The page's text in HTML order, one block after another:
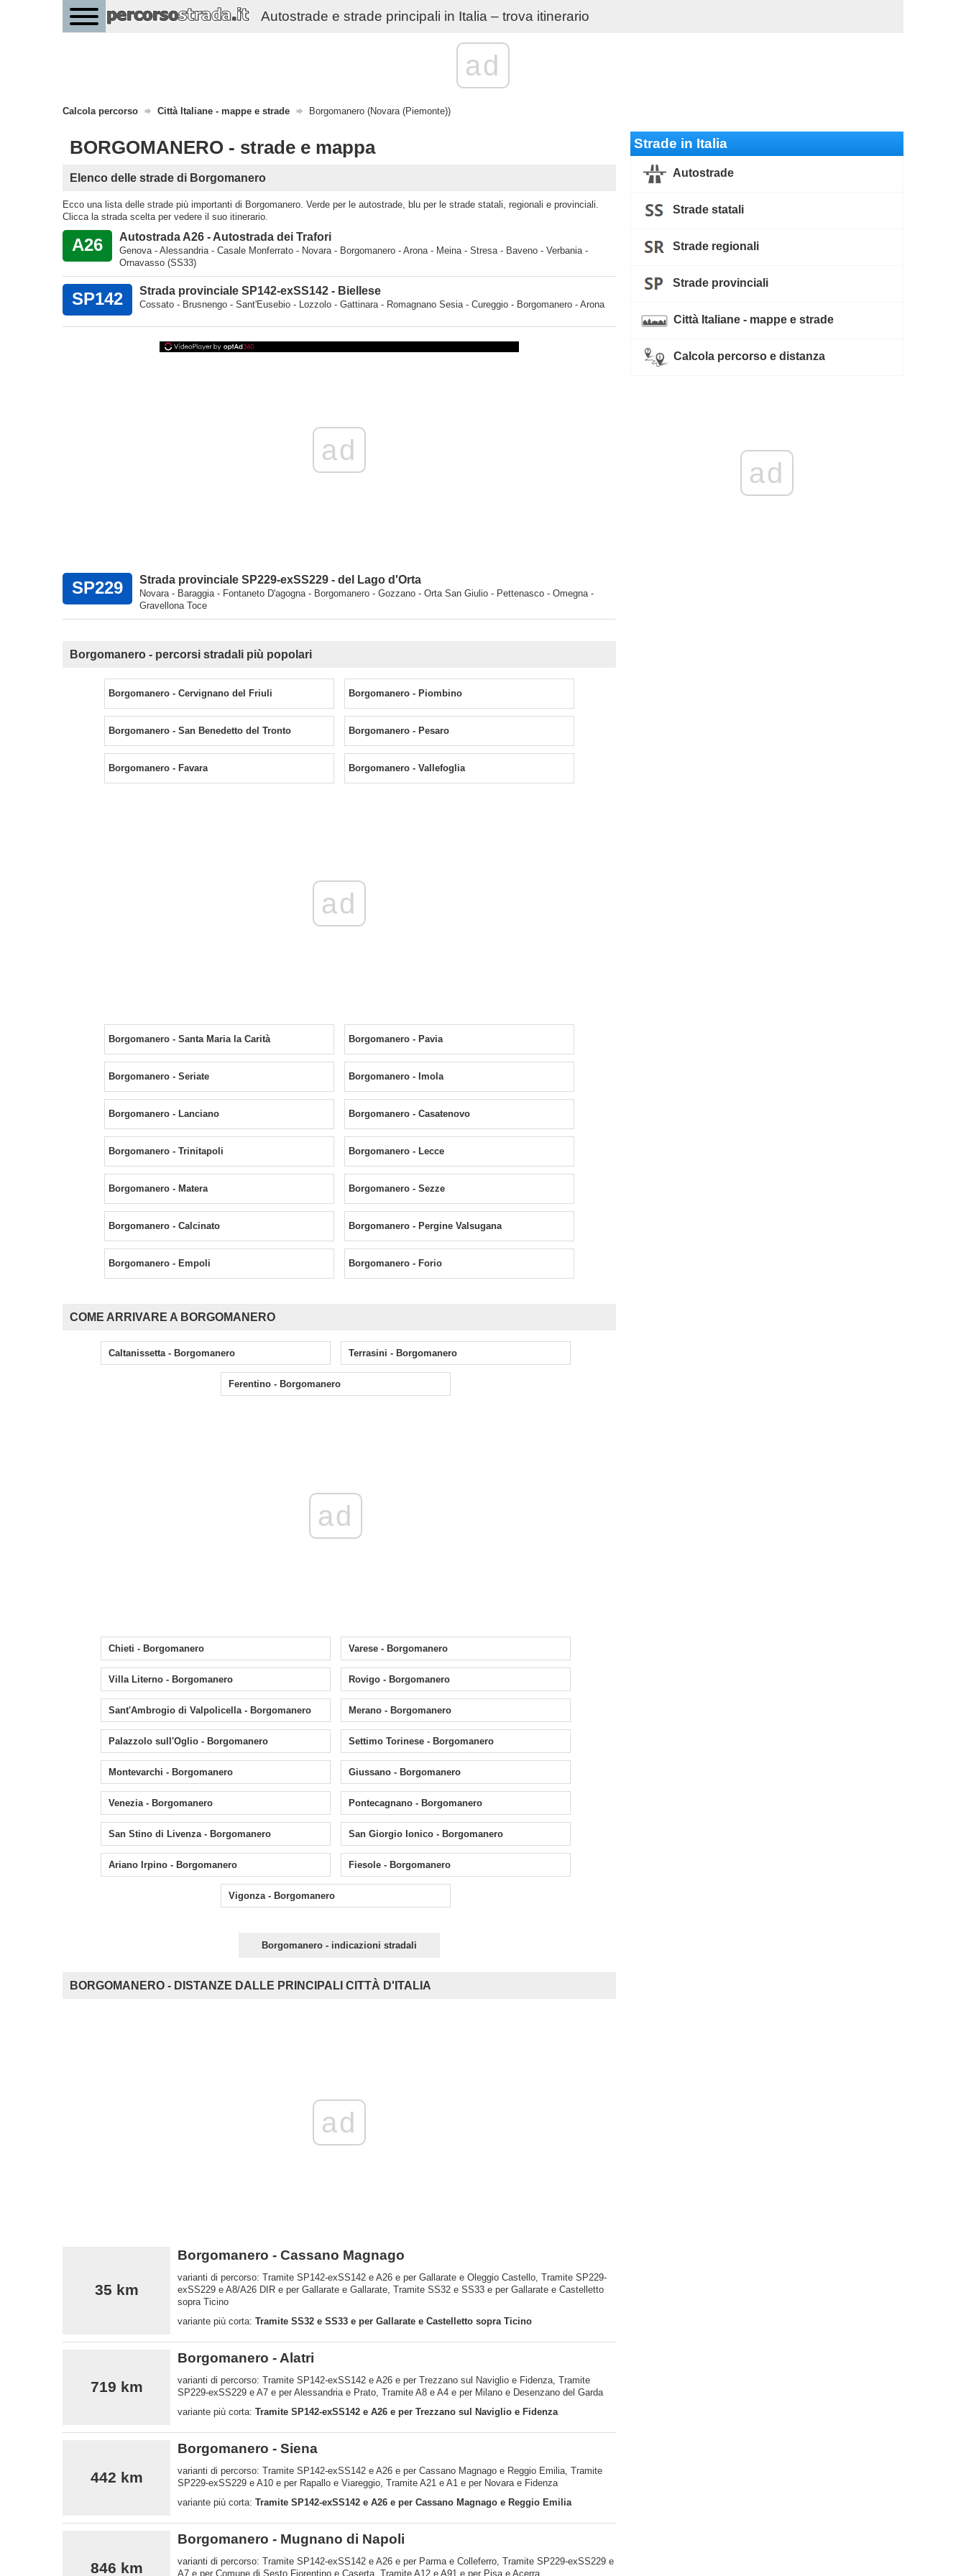
Autostrade e strade principali in Italia – trova itinerario
ad
Calcola percorso Città Italiane - mappe e strade Borgomanero (Novara (Piemonte))
BORGOMANERO - strade e mappa
Elenco delle strade di Borgomanero
Ecco una lista delle strade più importanti di Borgomanero. Verde per le autostrade, blu per le strade statali, regionali e provinciali.
Clicca la strada scelta per vedere il suo itinerario.
A26 Autostrada A26 - Autostrada dei Trafori
Genova - Alessandria - Casale Monferrato - Novara - Borgomanero - Arona - Meina - Stresa - Baveno - Verbania -
Ornavasso (SS33)
SP142 Strada provinciale SP142-exSS142 - Biellese
Cossato - Brusnengo - Sant'Eusebio - Lozzolo - Gattinara - Romagnano Sesia - Cureggio - Borgomanero - Arona
ad
SP229 Strada provinciale SP229-exSS229 - del Lago d'Orta
Novara - Baraggia - Fontaneto D'agogna - Borgomanero - Gozzano - Orta San Giulio - Pettenasco - Omegna -
Gravellona Toce
Borgomanero - percorsi stradali più popolari
Borgomanero - Cervignano del Friuli Borgomanero - Piombino
Borgomanero - San Benedetto del Tronto Borgomanero - Pesaro
Borgomanero - Favara Borgomanero - Vallefoglia
ad
Borgomanero - Santa Maria la Carità Borgomanero - Pavia
Borgomanero - Seriate Borgomanero - Imola
Borgomanero - Lanciano Borgomanero - Casatenovo
Borgomanero - Trinitapoli Borgomanero - Lecce
Borgomanero - Matera Borgomanero - Sezze
Borgomanero - Calcinato Borgomanero - Pergine Valsugana
Borgomanero - Empoli Borgomanero - Forio
COME ARRIVARE A BORGOMANERO
Caltanissetta - Borgomanero Terrasini - Borgomanero
Ferentino - Borgomanero
ad
Chieti - Borgomanero Varese - Borgomanero
Villa Literno - Borgomanero Rovigo - Borgomanero
Sant'Ambrogio di Valpolicella - Borgomanero Merano - Borgomanero
Palazzolo sull'Oglio - Borgomanero Settimo Torinese - Borgomanero
Montevarchi - Borgomanero Giussano - Borgomanero
Venezia - Borgomanero Pontecagnano - Borgomanero
San Stino di Livenza - Borgomanero San Giorgio Ionico - Borgomanero
Ariano Irpino - Borgomanero Fiesole - Borgomanero
Vigonza - Borgomanero
Borgomanero - indicazioni stradali
BORGOMANERO - DISTANZE DALLE PRINCIPALI CITTÀ D'ITALIA
ad
35 km
Borgomanero - Cassano Magnago
varianti di percorso: Tramite SP142-exSS142 e A26 e per Gallarate e Oleggio Castello, Tramite SP229-
exSS229 e A8/A26 DIR e per Gallarate e Gallarate, Tramite SS32 e SS33 e per Gallarate e Castelletto
sopra Ticino
variante più corta: Tramite SS32 e SS33 e per Gallarate e Castelletto sopra Ticino
719 km
Borgomanero - Alatri
varianti di percorso: Tramite SP142-exSS142 e A26 e per Trezzano sul Naviglio e Fidenza, Tramite
SP229-exSS229 e A7 e per Alessandria e Prato, Tramite A8 e A4 e per Milano e Desenzano del Garda
variante più corta: Tramite SP142-exSS142 e A26 e per Trezzano sul Naviglio e Fidenza
442 km
Borgomanero - Siena
varianti di percorso: Tramite SP142-exSS142 e A26 e per Cassano Magnago e Reggio Emilia, Tramite
SP229-exSS229 e A10 e per Rapallo e Viareggio, Tramite A21 e A1 e per Novara e Fidenza
variante più corta: Tramite SP142-exSS142 e A26 e per Cassano Magnago e Reggio Emilia
846 km
Borgomanero - Mugnano di Napoli
varianti di percorso: Tramite SP142-exSS142 e A26 e per Parma e Colleferro, Tramite SP229-exSS229 e
A7 e per Comune di Sesto Fiorentino e Caserta, Tramite A12 e A91 e per Pisa e Acerra
Strade in Italia
Autostrade
Strade statali
Strade regionali
Strade provinciali
Città Italiane - mappe e strade
Calcola percorso e distanza
ad